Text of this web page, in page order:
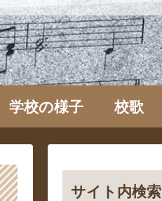
学校の様子 校歌
サイト内検索